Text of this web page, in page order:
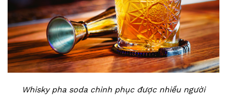
Whisky pha soda chinh phục được nhiều người